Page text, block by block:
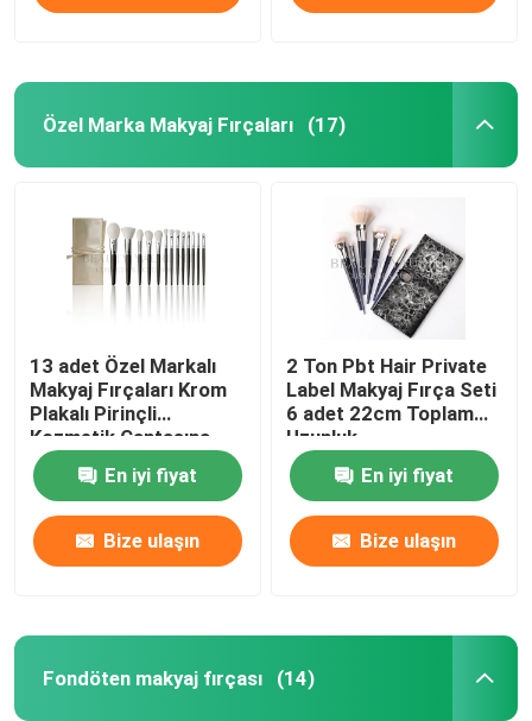
Özel Marka Makyaj Fırçaları (17)
13 adet Özel Markalı
Makyaj Fırçaları Krom
Plakalı Pirinçli
Kozmetik Çantasına
Set
En iyi fiyat
Bize ulaşın
2 Ton Pbt Hair Private
Label Makyaj Fırça Seti
6 adet 22cm Toplam
Uzunluk
En iyi fiyat
Bize ulaşın
Fondöten makyaj fırçası (14)